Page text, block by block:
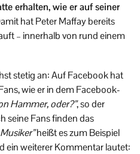
erhalten, wie er auf seiner
hat Peter Maffay bereits
– innerhalb von rund einem
stetig an: Auf Facebook hat
wie er in dem Facebook-
Hammer, oder?”, so der
seine Fans finden das
heißt es zum Beispiel
ein weiterer Kommentar lautet: